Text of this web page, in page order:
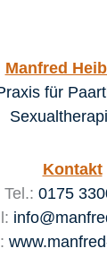
Manfred
für
Kontakt
Tel.: 0175